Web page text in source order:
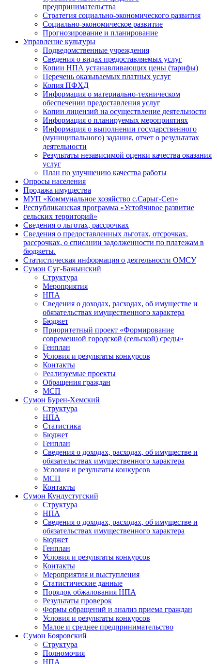
предпринимательства
Стратегия социально-экономического развития
Социально-экономическое развитие
Прогнозирование и планирование
Управление культуры
Подведомственные учреждения
Сведения о видах предоставляемых услуг
Копии НПА устанавливающих цены (тарифы)
Перечень оказываемых платных услуг
Копия ПФХД
Информация о материально-техническом
обеспечении предоставления услуг
Копии лицензий на осуществление деятельности
Информация о планируемых мероприятиях
Информация о выполнении государственного
(муниципального) задания, отчет о результатах
деятельности
Результаты независимой оценки качества оказания
услуг
План по улучшению качества работы
Опросы населения
Продажа имущества
МУП «Коммунальное хозяйство с.Сарыг-Сеп»
Республиканская программа «Устойчивое развитие
сельских территорий»
Сведения о льготах, рассрочках
Сведения о предоставленных льготах, отсрочках,
рассрочках, о списании задолженности по платежам в
бюджеты.
Статистическая информация о деятельности ОМСУ
Сумон Суг-Бажынский
Структура
Мероприятия
НПА
Сведения о доходах, расходах, об имуществе и
обязательствах имущественного характера
Бюджет
Приоритетный проект «Формирование
современной городской (сельской) среды»
Генплан
Условия и результаты конкурсов
Контакты
Реализуемые проекты
Обращения граждан
МСП
Сумон Бурен-Хемский
Структура
НПА
Статистика
Бюджет
Генплан
Сведения о доходах, расходах, об имуществе и
обязательствах имущественного характера
Условия и результаты конкурсов
МСП
Контакты
Сумон Кундустугский
Структура
НПА
Сведения о доходах, расходах, об имуществе и
обязательствах имущественного характера
Бюджет
Генплан
Условия и результаты конкурсов
Контакты
Мероприятия и выступления
Статистические данные
Порядок обжалования НПА
Результаты проверок
Формы обращений и анализ приема граждан
Условия и результаты конкурсов
Малое и среднее предпринимательство
Сумон Бояровский
Структура
Полномочия
НПА